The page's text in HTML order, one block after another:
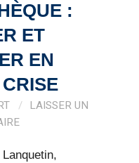
:
ET
EN
LAISSER UN